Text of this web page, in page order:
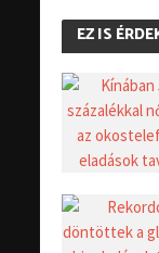
EZ IS